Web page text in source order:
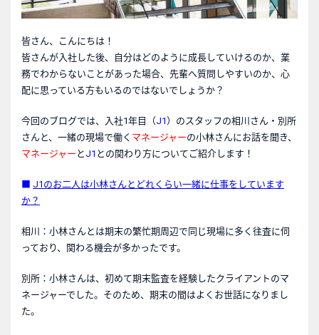
皆さん、こんにちは！
皆さんが入社した後、自分はどのように成長していけるのか、業
務でわからないことがあった場合、先輩へ質問しやすいのか、心
配に思っている方もいるのではないでしょうか？
今回のブログでは、入社1年目（J1）のスタッフの相川さん・別所
さんと、一緒の現場で働く マネージャーの小林さんにお話を聞き、
マネージャー と J1 との関わり方についてご紹介します！
■ J1 のお二人は小林さんとどれくらい一緒に仕事をしています
か？
相川：小林さんとは期末の繁忙期周辺で同じ現場に多く往査に伺
っており、関わる機会が多かったです。
別所：小林さんは、初めて期末監査を経験したクライアントのマ
ネージャーでした。そのため、期末の間はよくお世話になりまし
た。